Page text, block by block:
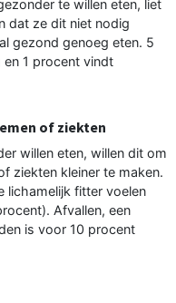
te willen eten, liet
dat ze dit niet nodig
gezond genoeg eten. 5
1 procent vindt
of ziekten
willen eten, willen dit om
ziekten kleiner te maken.
lichamelijk fitter voelen
Afvallen, een
is voor 10 procent